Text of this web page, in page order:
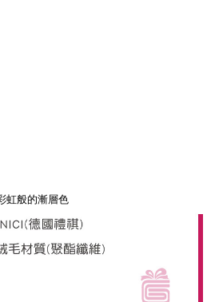
い」（以下当サービスという）はネットプ
いう）が提供し、AFTEEが代金を徴収し
供しなければならない個人情報（注文者
、電話番号、受取人住所を含むがこれに
当サービスで必要な範囲内で利用されま
処理及び利用に関する声明』をご参照く
査を通過すれば、最高額がNT$10,000にな
合、その金額に基づいて年利20%の遅延滞
利用者は、事前に法定代理人または後見人
いただけます。
疑問がある、または関連する法律の権利を
テクションズ
cs_tw@netprotections.co.jp
虹般的漸層色